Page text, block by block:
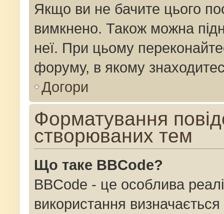
Якщо ви не бачите цього
вимкнено. Також можна
неї. При цьому
форуму, в якому
Догори
Форматування
створюваних тем
Що таке BBCode?
BBCode - це особлива
використання